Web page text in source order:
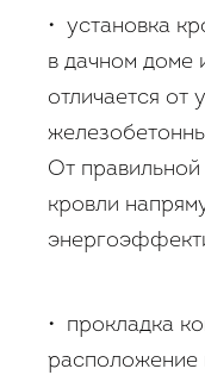
• установка
в дачном доме
отличается от
От
кровли
• прокладка
расположение